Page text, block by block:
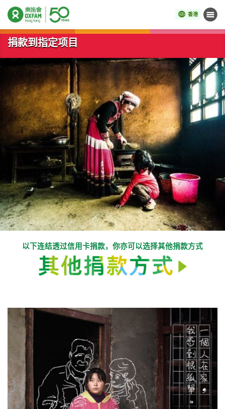
香港 菜单
开始主要内容
捐款到指定项目
以下连结透过信用卡捐款，你亦可以选择其他捐款方式